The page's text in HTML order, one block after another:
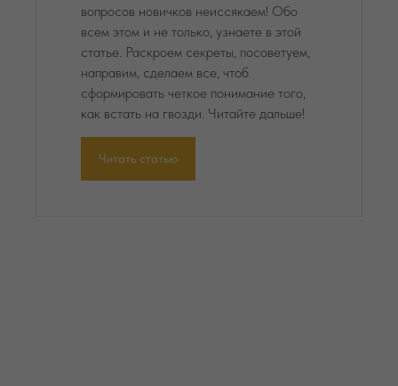
вопросов новичков неиссякаем! Обо
всем этом и не только, узнаете в этой
статье. Раскроем секреты, посоветуем,
направим, сделаем все, чтоб
сформировать четкое понимание того,
как встать на гвозди. Читайте дальше!
Читать статью